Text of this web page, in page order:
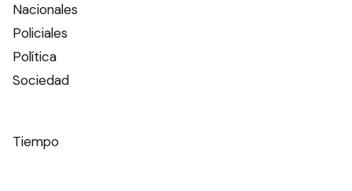
Nacionales
Policiales
Política
Sociedad
Tiempo